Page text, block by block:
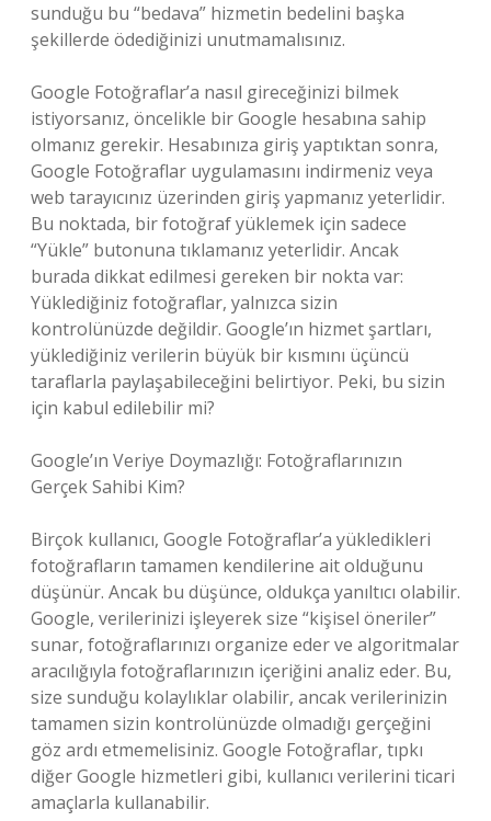
sunduğu bu “bedava” hizmetin bedelini başka
şekillerde ödediğinizi unutmamalısınız.
Google Fotoğraflar’a nasıl gireceğinizi bilmek
istiyorsanız, öncelikle bir Google hesabına sahip
olmanız gerekir. Hesabınıza giriş yaptıktan sonra,
Google Fotoğraflar uygulamasını indirmeniz veya
web tarayıcınız üzerinden giriş yapmanız yeterlidir.
Bu noktada, bir fotoğraf yüklemek için sadece
“Yükle” butonuna tıklamanız yeterlidir. Ancak
burada dikkat edilmesi gereken bir nokta var:
Yüklediğiniz fotoğraflar, yalnızca sizin
kontrolünüzde değildir. Google’ın hizmet şartları,
yüklediğiniz verilerin büyük bir kısmını üçüncü
taraflarla paylaşabileceğini belirtiyor. Peki, bu sizin
için kabul edilebilir mi?
Google’ın Veriye Doymazlığı: Fotoğraflarınızın
Gerçek Sahibi Kim?
Birçok kullanıcı, Google Fotoğraflar’a yükledikleri
fotoğrafların tamamen kendilerine ait olduğunu
düşünür. Ancak bu düşünce, oldukça yanıltıcı olabilir.
Google, verilerinizi işleyerek size “kişisel öneriler”
sunar, fotoğraflarınızı organize eder ve algoritmalar
aracılığıyla fotoğraflarınızın içeriğini analiz eder. Bu,
size sunduğu kolaylıklar olabilir, ancak verilerinizin
tamamen sizin kontrolünüzde olmadığı gerçeğini
göz ardı etmemelisiniz. Google Fotoğraflar, tıpkı
diğer Google hizmetleri gibi, kullanıcı verilerini ticari
amaçlarla kullanabilir.